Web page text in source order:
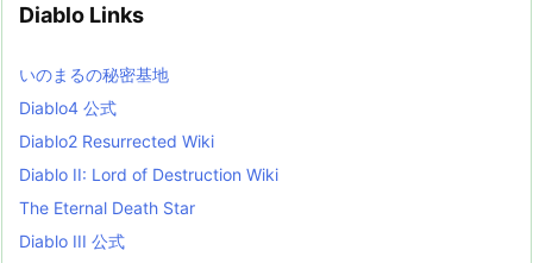
e
i
s
t
Diablo Links
いのまるの秘密基地
Diablo4 公式
Diablo2 Resurrected Wiki
Diablo II: Lord of Destruction Wiki
The Eternal Death Star
Diablo III 公式